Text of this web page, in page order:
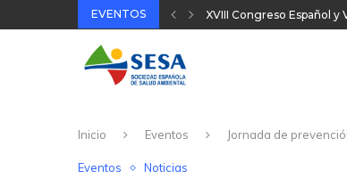
EVENTOS XVIII Congreso Español y
Inicio Eventos Jornada de
Eventos Noticias